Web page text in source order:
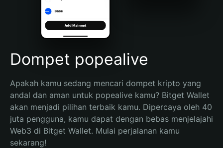
Português (Brasil)
Español (Argentina)
Dompet popealive
Apakah kamu sedang mencari dompet kripto yang
andal dan aman untuk popealive kamu? Bitget Wallet
akan menjadi pilihan terbaik kamu. Dipercaya oleh 40
juta pengguna, kamu dapat dengan bebas menjelajahi
Web3 di Bitget Wallet. Mulai perjalanan kamu
sekarang!